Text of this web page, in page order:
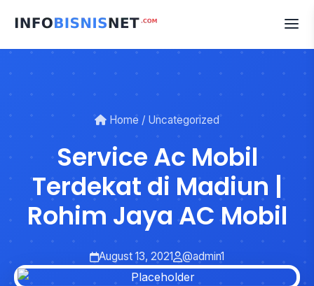
Home / Uncategorized
Service Ac Mobil
Terdekat di Madiun |
Rohim Jaya AC Mobil
August 13, 2021 @admin1